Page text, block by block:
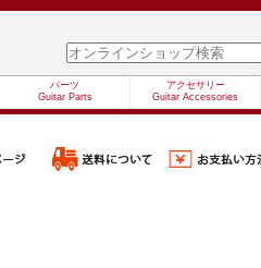
パーツ
Guitar Parts
アクセサリー
Guitar Accessories